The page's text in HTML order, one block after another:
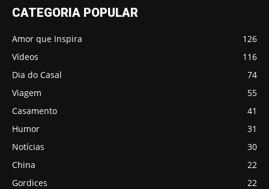
CATEGORIA POPULAR
Amor que Inspira
126
Vídeos
116
Dia do Casal
74
Viagem
55
Casamento
41
Humor
31
Notícias
30
China
22
Gordices
22